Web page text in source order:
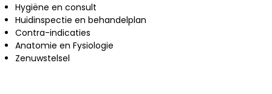
Hygiëne en consult
Huidinspectie en behandelplan
Contra-indicaties
Anatomie en Fysiologie
Zenuwstelsel